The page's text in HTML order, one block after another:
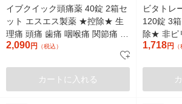
イブクイック頭痛薬 40錠 2箱セ
ット エスエス製薬 ★控除★ 生
理痛 頭痛 歯痛 咽喉痛 関節痛 筋
肉痛 神経痛 腰痛 肩こり痛【指
2,090円 （税込）
カートに入れる
ビタトレ
120錠 3
除★ 非ピ
生理痛 腰
1,718円